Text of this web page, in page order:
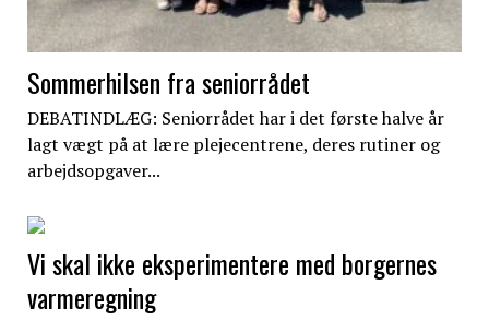
Sommerhilsen fra seniorrådet
DEBATINDLÆG: Seniorrådet har i det første halve år
lagt vægt på at lære plejecentrene, deres rutiner og
arbejdsopgaver...
Vi skal ikke eksperimentere med borgernes
varmeregning